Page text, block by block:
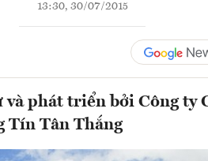
13:30, 30/07/2015
phát triển bởi Công ty
Tín Tân Thắng